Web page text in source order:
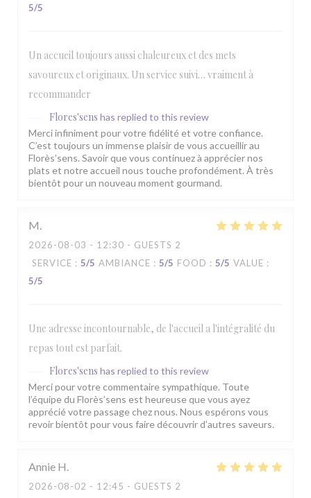
5/5
Un accueil toujours aussi chaleureux et des mets
savoureux et originaux. Un service suivi… vraiment à
recommander
Flores'sens has replied to this review
Merci infiniment pour votre fidélité et votre confiance.
C’est toujours un immense plaisir de vous accueillir au
Florès’sens. Savoir que vous continuez à apprécier nos
plats et notre accueil nous touche profondément. À très
bientôt pour un nouveau moment gourmand.
M
2026-08-03 - 12:30 - GUESTS 2
SERVICE : 5/5 AMBIANCE : 5/5 FOOD : 5/5 VALUE :
5/5
Une adresse incontournable, de l'accueil a l'intégralité du
repas tout est parfait.
Flores'sens has replied to this review
Merci pour votre commentaire sympathique. Toute
l’équipe du Florès’sens est heureuse que vous ayez
apprécié votre passage chez nous. Nous espérons vous
revoir bientôt pour vous faire découvrir d’autres saveurs.
Annie H
2026-08-02 - 12:45 - GUESTS 2